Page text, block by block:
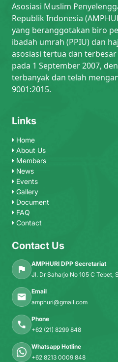
Asosiasi Muslim
Republik Indonesia
yang beranggotakan biro
ibadah umrah (PPIU) dan
asosiasi tertua dan
pada 1 September 2007,
terbanyak dan telah
9001:2015.
Links
Home
About Us
Members
News
Events
Gallery
Document
FAQ
Contact
Contact Us
AMPHURI DPP Secretariat
Jl. Dr Saharjo No 105 C Tebet,
Email
amphuri@gmail.com
Phone
+62 (21) 8299 848
Whatsapp Hotline
+62 8213 0009 848